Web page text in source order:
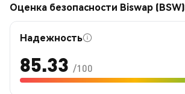
Оценка безопасности Biswap (BSW)
Надежность
85.33 /100